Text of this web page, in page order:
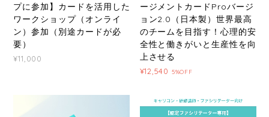
プに参加】カードを活用した
ワークショップ（オンライ
ン）参加（別途カードが必
要）
¥11,000
ージメントカードProバージ
ョン2.0（日本製）世界最高
のチームを目指す！心理的安
全性と働きがいと生産性を向
上させる
¥12,540 5%OFF